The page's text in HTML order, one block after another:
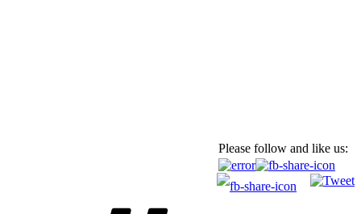
Please follow and like us: